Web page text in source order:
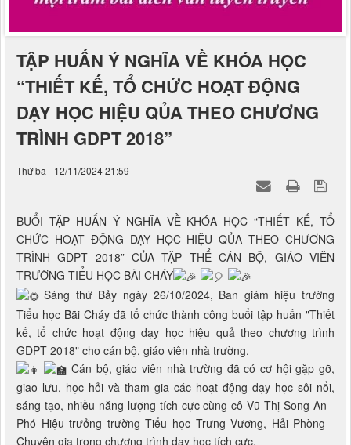
TẬP HUẤN Ý NGHĨA VỀ KHÓA HỌC
“THIẾT KẾ, TỔ CHỨC HOẠT ĐỘNG
DẠY HỌC HIỆU QỦA THEO CHƯƠNG
TRÌNH GDPT 2018”
Thứ ba - 12/11/2024 21:59
CHỨC HOẠT ĐỘNG DẠY HỌC HIỆU QỦA THEO CHƯƠNG
TRÌNH GDPT 2018” CỦA TẬP THỂ CÁN BỘ, GIÁO VIÊN
TRƯỜNG TIỂU HỌC BÃI CHÁY
Sáng thứ Bảy ngày 26/10/2024, Ban giám hiệu trường
Tiểu học Bãi Cháy đã tổ chức thành công buổi tập huấn "Thiết
kế, tổ chức hoạt động dạy học hiệu quả theo chương trình
GDPT 2018" cho cán bộ, giáo viên nhà trường.
Cán bộ, giáo viên nhà trường đã có cơ hội gặp gỡ,
giao lưu, học hỏi và tham gia các hoạt động dạy học sôi nổi,
sáng tạo, nhiều năng lượng tích cực cùng cô Vũ Thị Song An -
Phó Hiệu trưởng trường Tiểu học Trưng Vương, Hải Phòng -
Chuyên gia trong chương trình dạy học tích cực.
Trong buổi tập huấn, cô Song An đã giúp các thầy cô nắm